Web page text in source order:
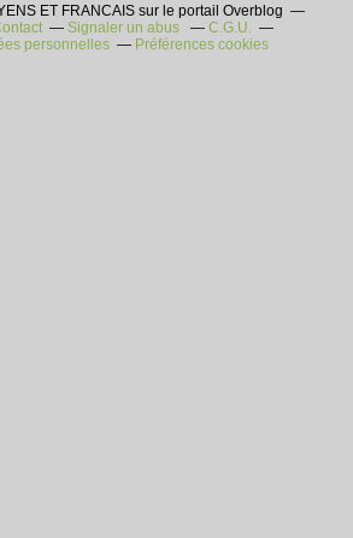
ET FRANCAIS sur le portail Overblog
Signaler un abus
C.G.U.
personnelles
Préférences cookies